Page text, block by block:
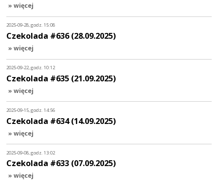
» więcej
2025-09-28, godz. 15:08
Czekolada #636 (28.09.2025)
» więcej
2025-09-22, godz. 10:12
Czekolada #635 (21.09.2025)
» więcej
2025-09-15, godz. 14:56
Czekolada #634 (14.09.2025)
» więcej
2025-09-08, godz. 13:02
Czekolada #633 (07.09.2025)
» więcej